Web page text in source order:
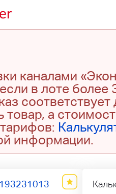
каналами
в лоте более
а
информации.